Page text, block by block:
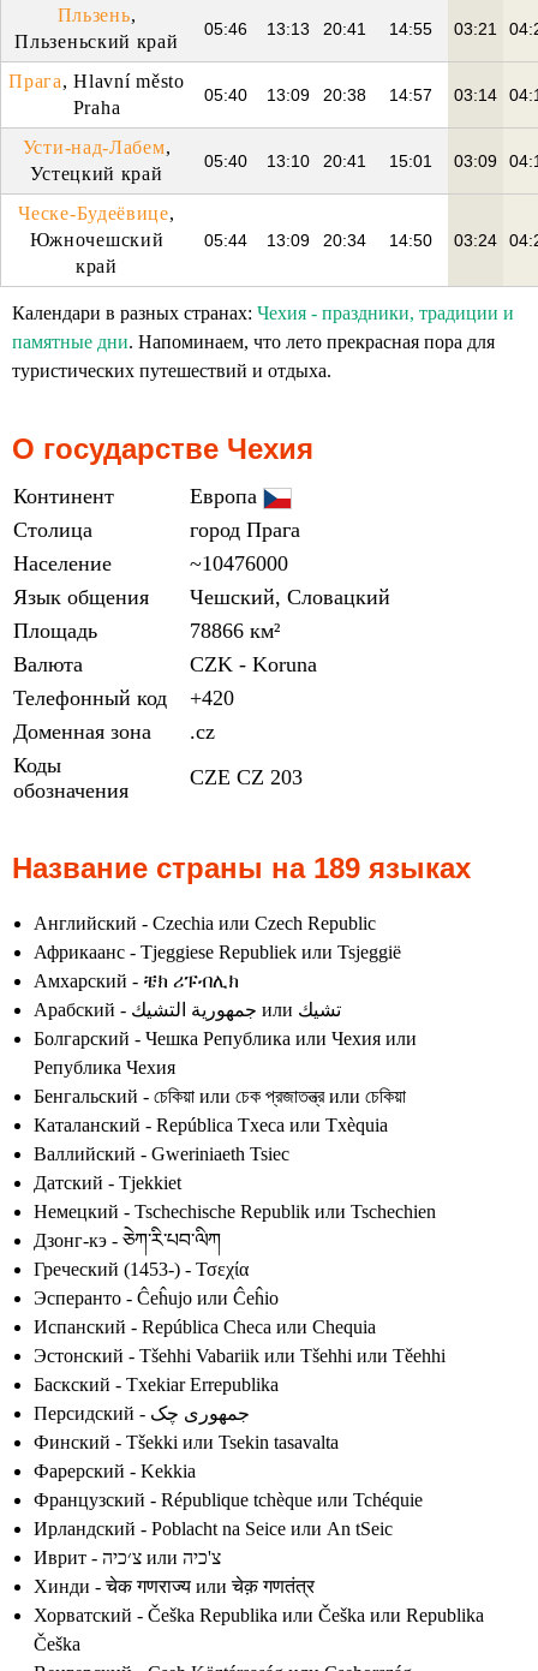
Пльзень,
Пльзеньский край
05:46 13:13 20:41 14:55 03:21
Прага, Hlavní město
Praha
05:40 13:09 20:38 14:57 03:14
Усти-над-Лабем,
Устецкий край
05:40 13:10 20:41 15:01 03:09
Ческе-Будеёвице,
Южночешский
край
05:44 13:09 20:34 14:50 03:24
Календари в разных странах: Чехия - праздники, традиции и
памятные дни. Напоминаем, что лето прекрасная пора для
туристических путешествий и отдыха.
О государстве Чехия
Континент
Европа
Столица
город Прага
Население
~10476000
Язык общения
Чешский, Словацкий
Площадь
78866 км²
Валюта
CZK - Koruna
Телефонный код
+420
Доменная зона
.cz
Коды
обозначения
CZE CZ 203
Название страны на 189 языках
Английский - Czechia или Czech Republic
Африкаанс - Tjeggiese Republiek или Tsjeggië
Амхарский - ቼክ ሪፑብሊክ
Арабский - جمهورية التشيك или تشيك
Болгарский - Чешка Република или Чехия или
Република Чехия
Бенгальский - চেকিয়া или চেক প্রজাতন্ত্র или চেকিয়া
Каталанский - República Txeca или Txèquia
Валлийский - Gweriniaeth Tsiec
Датский - Tjekkiet
Немецкий - Tschechische Republik или Tschechien
Дзонг-кэ - ཅེཀ་རི་པབ་ལིཀ
Греческий (1453-) - Τσεχία
Эсперанто - Ĉeĥujo или Ĉeĥio
Испанский - República Checa или Chequia
Эстонский - Tšehhi Vabariik или Tšehhi или Těehhi
Баскский - Txekiar Errepublika
Персидский - جمهوری چک
Финский - Tšekki или Tsekin tasavalta
Фарерский - Kekkia
Французский - République tchèque или Tchéquie
Ирландский - Poblacht na Seice или An tSeic
Иврит - צ׳כיה или צ'כיה
Хинди - चेक गणराज्य или चेक़ गणतंत्र
Хорватский - Češka Republika или Češka или Republika
Češka